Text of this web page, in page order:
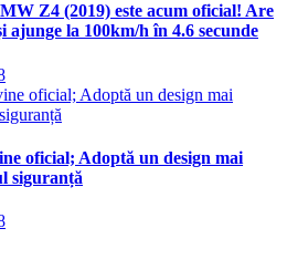
Z4 (2019) este acum oficial! Are
ajunge la 100km/h în 4.6 secunde
oficial; Adoptă un design mai
siguranță